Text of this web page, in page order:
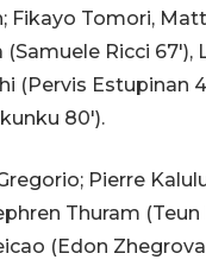
Fikayo Tomori,
Ricci
(Pervis Estupinan
80').
Pierre
Thuram
(Edon